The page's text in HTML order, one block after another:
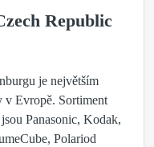
Republic
je největším
v Evropě. Sortiment
Panasonic, Kodak,
Polariod